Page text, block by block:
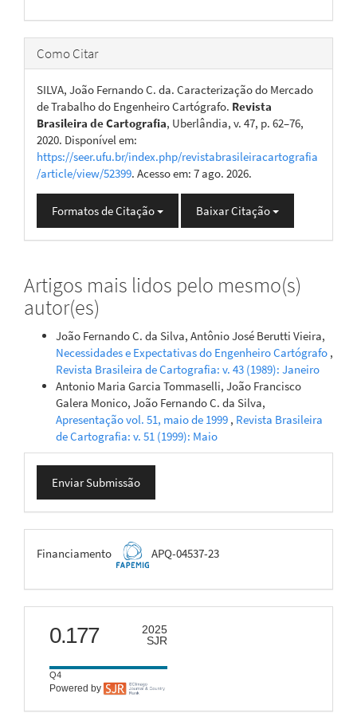
Como Citar
SILVA, João Fernando C. da. Caracterização do Mercado
de Trabalho do Engenheiro Cartógrafo. Revista
Brasileira de Cartografia, Uberlândia, v. 47, p. 62–76,
2020. Disponível em:
https://seer.ufu.br/index.php/revistabrasileiracartografia
/article/view/52399. Acesso em: 7 ago. 2026.
Formatos de Citação Baixar Citação
Artigos mais lidos pelo mesmo(s)
autor(es)
João Fernando C. da Silva, Antônio José Berutti Vieira,
Necessidades e Expectativas do Engenheiro Cartógrafo ,
Revista Brasileira de Cartografia: v. 43 (1989): Janeiro
Antonio Maria Garcia Tommaselli, João Francisco
Galera Monico, João Fernando C. da Silva,
Apresentação vol. 51, maio de 1999 , Revista Brasileira
de Cartografia: v. 51 (1999): Maio
Enviar
Submissão
Enviar Submissão
FAPEMIG
Financiamento APQ-04537-23
scimago
0.177
2025
SJR
Q4
Powered by